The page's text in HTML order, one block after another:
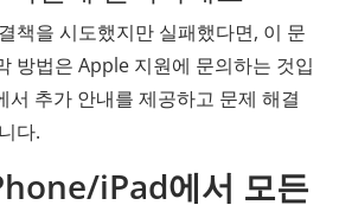
책을 시도했지만 실패했다면, 이 문
방법은 Apple 지원에 문의하는 것입
서 추가 안내를 제공하고 문제 해결
다.
iPad에서 모든